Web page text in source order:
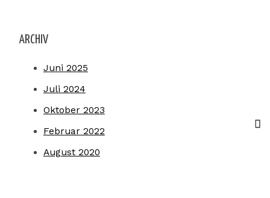
ARCHIV
Juni 2025
Juli 2024
Oktober 2023
Februar 2022
August 2020